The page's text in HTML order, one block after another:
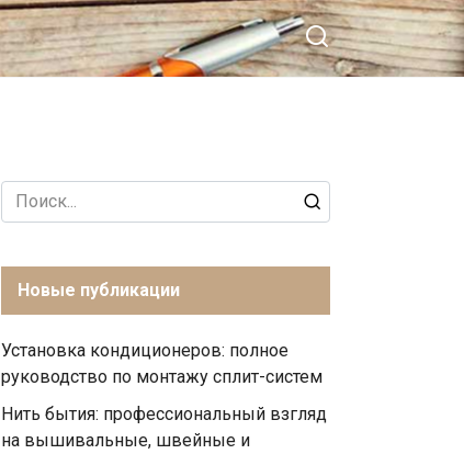
Search
for:
Новые публикации
Установка кондиционеров: полное
руководство по монтажу сплит-систем
Нить бытия: профессиональный взгляд
на вышивальные, швейные и